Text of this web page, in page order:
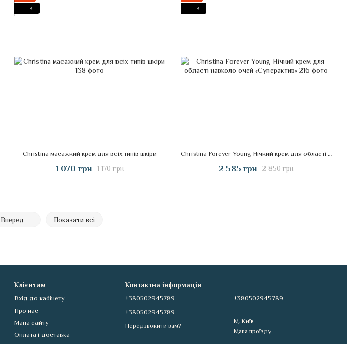
3
Christina масажний крем для всіх типів шкіри
1 170 грн
1 070 грн
3
Christina Forever Young Нічний крем для області навколо очей «Суперактив»
2 850 грн
2 585 грн
Вперед Показати всі
Клієнтам
Вхід до кабінету
Про нас
Мапа сайту
Оплата і доставка
Контактна інформація
+380502945789
+380502945789
Передзвонити вам?
+380502945789
М. Київ
Мапа проїзду